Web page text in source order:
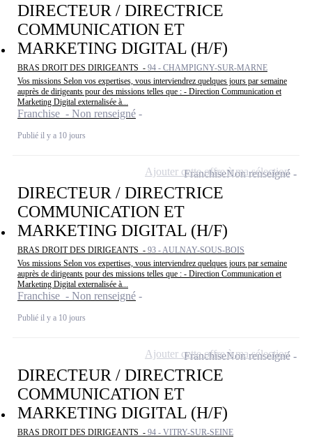
DIRECTEUR / DIRECTRICE
COMMUNICATION ET
MARKETING DIGITAL (H/F)
BRAS DROIT DES DIRIGEANTS - 94 - CHAMPIGNY-SUR-MARNE
Vos missions Selon vos expertises, vous interviendrez quelques jours par semaine
auprès de dirigeants pour des missions telles que : - Direction Communication et
Marketing Digital externalisée à...
Franchise - Non renseigné
Publié il y a 10 jours
DIRECTEUR / DIRECTRICE
COMMUNICATION ET
MARKETING DIGITAL (H/F)
BRAS DROIT DES DIRIGEANTS - 93 - AULNAY-SOUS-BOIS
Vos missions Selon vos expertises, vous interviendrez quelques jours par semaine
auprès de dirigeants pour des missions telles que : - Direction Communication et
Marketing Digital externalisée à...
Franchise - Non renseigné
Publié il y a 10 jours
FranchiseNon renseigné
Ajouter cette offre à ma sélection
DIRECTEUR / DIRECTRICE
COMMUNICATION ET
MARKETING DIGITAL (H/F)
BRAS DROIT DES DIRIGEANTS - 94 - VITRY-SUR-SEINE
FranchiseNon renseigné
Ajouter cette offre à ma sélection